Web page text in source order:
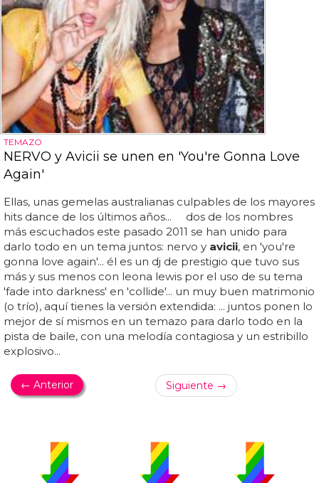
TEMAZO
NERVO y Avicii se unen en 'You're Gonna Love
Again'
Ellas, unas gemelas australianas culpables de los mayores
hits dance de los últimos años... dos de los nombres
más escuchados este pasado 2011 se han unido para
darlo todo en un tema juntos: nervo y avicii, en 'you're
gonna love again'... él es un dj de prestigio que tuvo sus
más y sus menos con leona lewis por el uso de su tema
'fade into darkness' en 'collide'... un muy buen matrimonio
(o trío), aquí tienes la versión extendida: ... juntos ponen lo
mejor de sí mismos en un temazo para darlo todo en la
pista de baile, con una melodía contagiosa y un estribillo
explosivo...
← Anterior Siguiente →